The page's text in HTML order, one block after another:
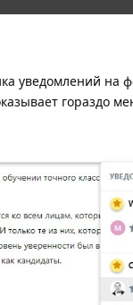
уведомлений на
гораздо